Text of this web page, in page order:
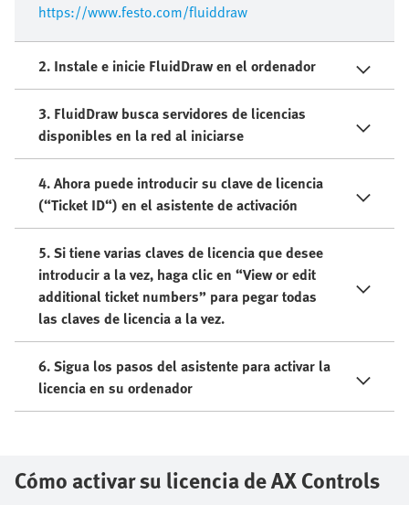
https://www.festo.com/fluiddraw
2. Instale e inicie FluidDraw en el ordenador
3. FluidDraw busca servidores de licencias
disponibles en la red al iniciarse
4. Ahora puede introducir su clave de licencia
(“Ticket ID“) en el asistente de activación
5. Si tiene varias claves de licencia que desee
introducir a la vez, haga clic en “View or edit
additional ticket numbers” para pegar todas
las claves de licencia a la vez.
6. Sigua los pasos del asistente para activar la
licencia en su ordenador
Cómo activar su licencia de AX Controls